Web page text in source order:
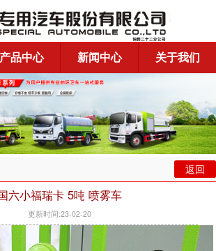
产品中心 新闻中心 关于我们
返回
六小福瑞卡 5吨 喷雾车
更新时间:23-02-20